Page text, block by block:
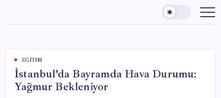
content
EĞITIM
İstanbul’da Bayramda Hava Durumu:
Yağmur Bekleniyor